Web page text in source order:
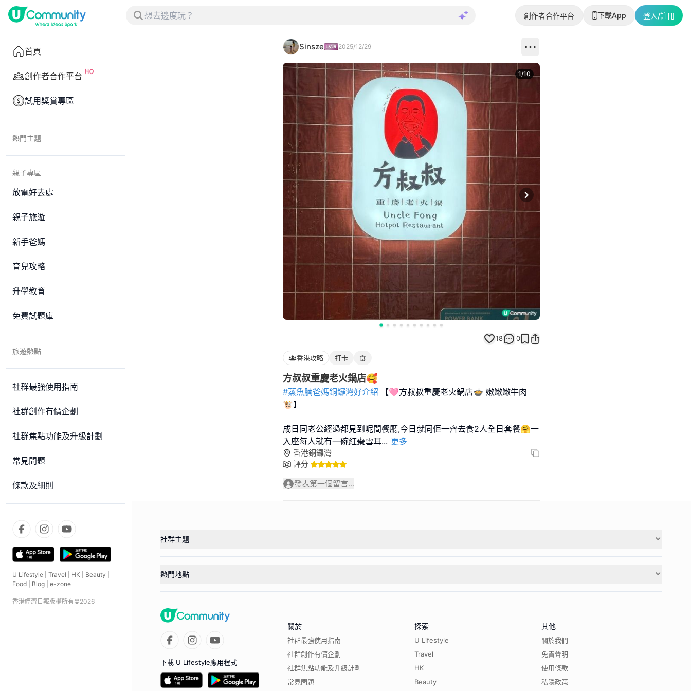
創作者合作平台 下載App 登入/註冊
首頁
創作者合作平台
試用獎賞專區
熱門主題
親子專區
放電好去處
親子旅遊
新手爸媽
育兒攻略
升學教育
免費試題庫
旅遊熱點
社群最強使用指南
社群創作有價企劃
社群焦點功能及升級計劃
常見問題
條款及細則
U Lifestyle Travel HK Beauty
Food
Blog e-zone
香港經濟日報版權所有©2026
Sinsze 2025/12/29
Next slide
1/10
18 0
香港攻略 打卡 食
方叔叔重慶老火鍋店🥰
#蒸魚腩爸媽銅鑼灣好介紹
【🩷方叔叔重慶老火鍋店🍲 嫩嫩嫩牛肉
🐮】
成日同老公經過都見到呢間餐廳,今日就同佢一齊去食2人全日套餐🤗一
入座每人就有一碗紅棗雪耳... 更多
香港銅鑼灣
評分
發表第一個留言...
社群主題
熱門地點
下載 U Lifestyle應用程式
關於
社群最強使用指南
社群創作有價企劃
社群焦點功能及升級計劃
常見問題
探索
U Lifestyle
Travel
HK
Beauty
其他
關於我們
免責聲明
使用條款
私隱政策